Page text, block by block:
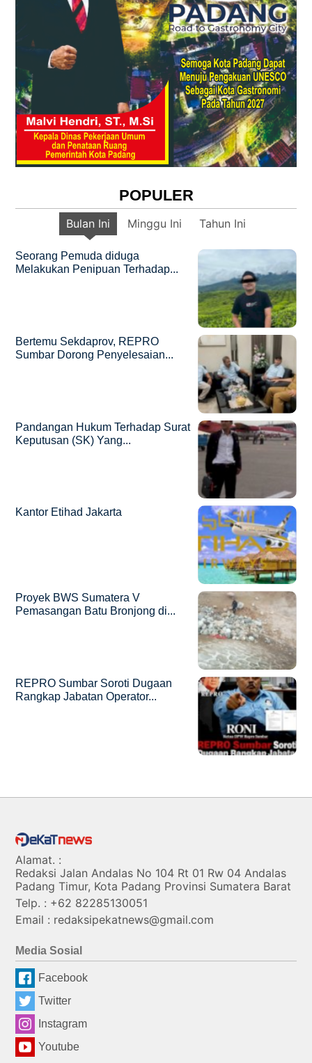
POPULER
Bulan Ini Minggu Ini Tahun Ini
Seorang Pemuda diduga
Melakukan Penipuan Terhadap...
Bertemu Sekdaprov, REPRO
Sumbar Dorong Penyelesaian...
Pandangan Hukum Terhadap Surat
Keputusan (SK) Yang...
Kantor Etihad Jakarta
Proyek BWS Sumatera V
Pemasangan Batu Bronjong di...
REPRO Sumbar Soroti Dugaan
Rangkap Jabatan Operator...
Alamat. :
Redaksi Jalan Andalas No 104 Rt 01 Rw 04 Andalas
Padang Timur, Kota Padang Provinsi Sumatera Barat
Telp. : +62 82285130051
Email : redaksipekatnews@gmail.com
Media Sosial
Facebook
Twitter
Instagram
Youtube